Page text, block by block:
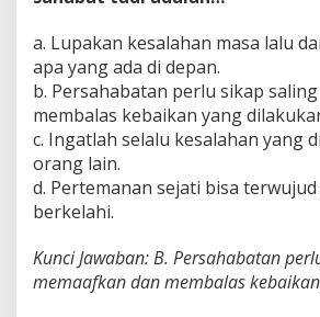
a. Lupakan kesalahan masa lalu
apa yang ada di depan.
b. Persahabatan perlu sikap
membalas kebaikan yang
c. Ingatlah selalu kesalahan yang
orang lain.
d. Pertemanan sejati bisa
berkelahi.
Kunci Jawaban: B. Persahabatan
memaafkan dan membalas